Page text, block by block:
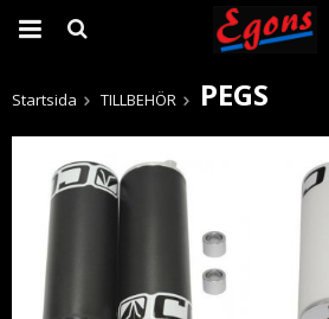
Produkten har blivit tillagd i
Startsida TILLBEHÖR PEGS